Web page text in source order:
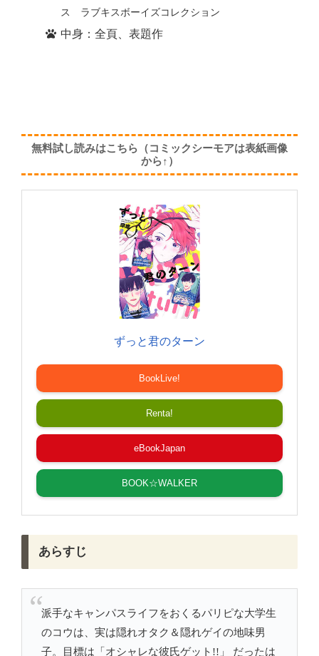
ス ラブキスボーイズコレクション
中身：全頁、表題作
無料試し読みはこちら（コミックシーモアは表紙画像
から↑）
ずっと君のターン
BookLive!
Renta!
eBookJapan
BOOK☆WALKER
あらすじ
派手なキャンパスライフをおくるパリピな大学生
のコウは、実は隠れオタク＆隠れゲイの地味男
子。目標は「オシャレな彼氏ゲット!!」 だったは